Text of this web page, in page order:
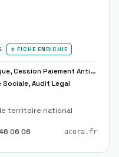
⭐ FICHE ENRICHIE
Cac Audit Legal Classique, Cession Paiement Anticipation
Sociale, Audit Legal
territoire national
06 06 acora.fr